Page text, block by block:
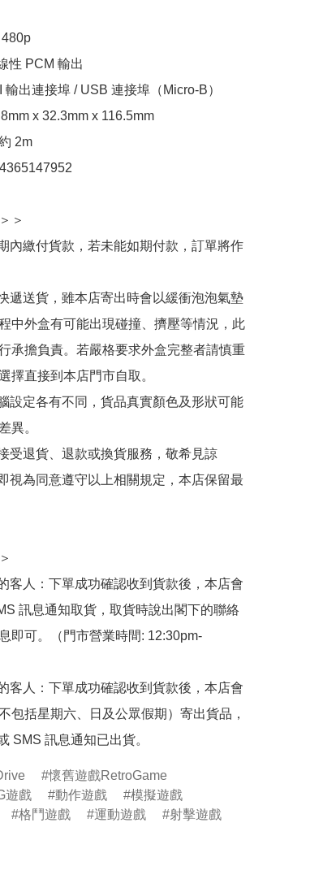
性 PCM 輸出
出連接埠 / USB 連接埠（Micro-B）
x 32.3mm x 116.5mm
2m
＞
內繳付貨款，若未能如期付款，訂單將作
遞送貨，雖本店寄出時會以緩衝泡泡氣墊
中外盒有可能出現碰撞、擠壓等情況，此
承擔負責。若嚴格要求外盒完整者請慎重
擇直接到本店門市自取。
設定各有不同，貨品真實顏色及形狀可能
異。
受退貨、退款或換貨服務，敬希見諒
視為同意遵守以上相關規定，本店保留最
客人：下單成功確認收到貨款後，本店會
訊息通知取貨，取貨時說出閣下的聯絡
即可。（門市營業時間: 12:30pm-
客人：下單成功確認收到貨款後，本店會
包括星期六、日及公眾假期）寄出貨品，
SMS 訊息通知已出貨。
懷舊遊戲RetroGame
遊戲 動作遊戲
模擬遊戲
格鬥遊戲 運動遊戲
射擊遊戲